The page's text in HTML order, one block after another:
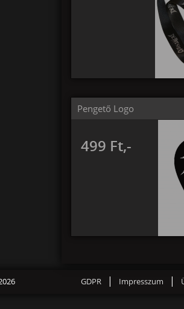
Pengető Logo
499 Ft,-
Impresszum |
GDPR |